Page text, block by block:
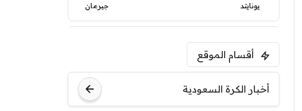
يونايتد
جيرمان
فرينتسفاروشي ريال مدريد
أقسام الموقع
أخبار الكرة السعودية